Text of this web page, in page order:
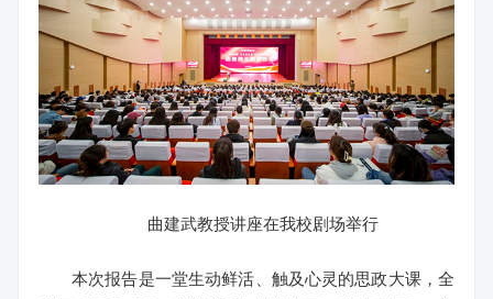
曲建武教授讲座在我校剧场举行
本次报告是一堂生动鲜活、触及心灵的思政大课，全